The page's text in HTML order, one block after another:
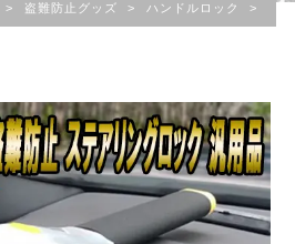
> 盗難防止グッズ > ハンドルロック >